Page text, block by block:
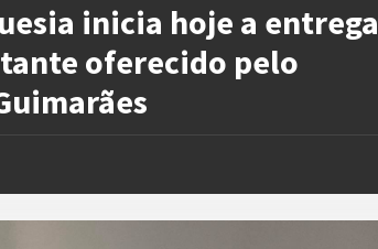
inicia hoje a entrega
oferecido pelo